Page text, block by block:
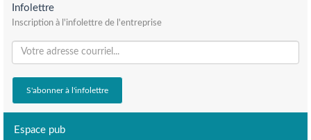
Infolettre
Inscription à l'infolettre de l'entreprise
Espace pub